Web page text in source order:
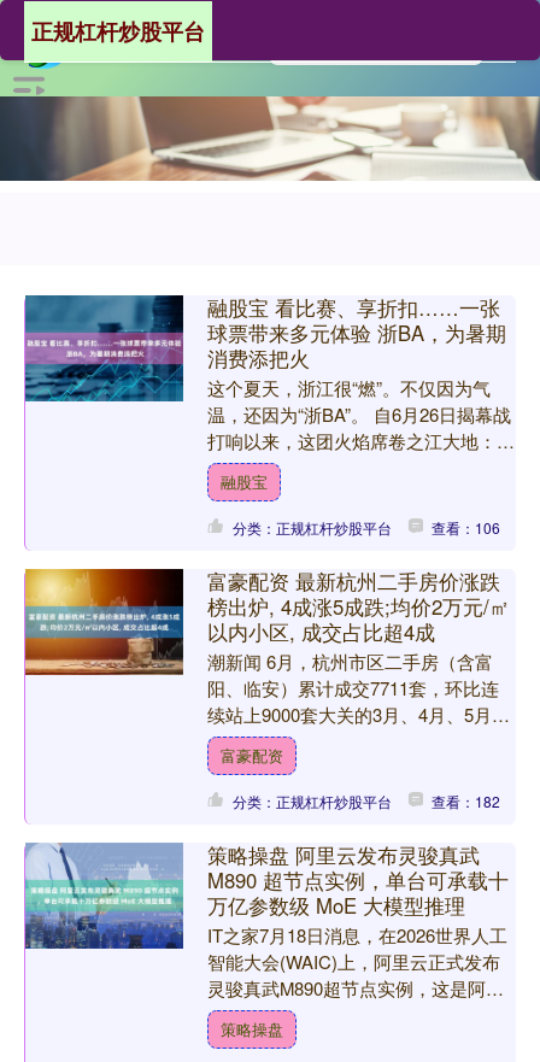
正规杠杆炒股平台
融股宝 看比赛、享折扣……一张
球票带来多元体验 浙BA，为暑期
消费添把火
这个夏天，浙江很“燃”。不仅因为气
温，还因为“浙BA”。 自6月26日揭幕战
打响以来，这团火焰席卷之江大地：赛
场内，座无虚席，各支球队的球员们奔
跑、投篮，激战正....
融股宝
分类：正规杠杆炒股平台 查看：106
富豪配资 最新杭州二手房价涨跌
榜出炉, 4成涨5成跌;均价2万元/㎡
以内小区, 成交占比超4成
潮新闻 6月，杭州市区二手房（含富
阳、临安）累计成交7711套，环比连
续站上9000套大关的3月、4月、5月热
度有所下降。 从潮新闻美好生活研究
院统计的6月涨跌....
富豪配资
分类：正规杠杆炒股平台 查看：182
策略操盘 阿里云发布灵骏真武
M890 超节点实例，单台可承载十
万亿参数级 MoE 大模型推理
IT之家7月18日消息，在2026世界人工
智能大会(WAIC)上，阿里云正式发布
灵骏真武M890超节点实例，这是阿里
云首次通过公共云对外提供超节点形态
的AI算力....
策略操盘